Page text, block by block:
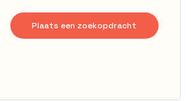
Plaats een zoekopdracht